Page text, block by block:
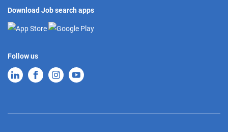
Download Job search apps
Follow us